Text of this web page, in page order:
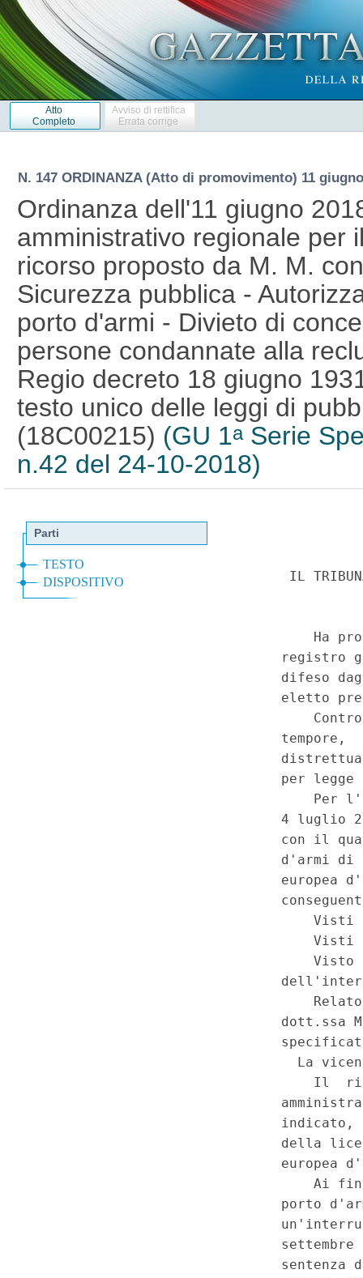
Atto
Completo
Avviso di rettifica
Errata corrige
N. 147 ORDINANZA (Atto di promovimento) 11
Ordinanza dell'11 giugno
amministrativo regionale per
ricorso proposto da M. M.
Sicurezza pubblica -
porto d'armi - Divieto di
persone condannate alla
Regio decreto 18 giugno
testo unico delle leggi di
(18C00215) (GU 1aSerie
n.42 del 24-10-2018)